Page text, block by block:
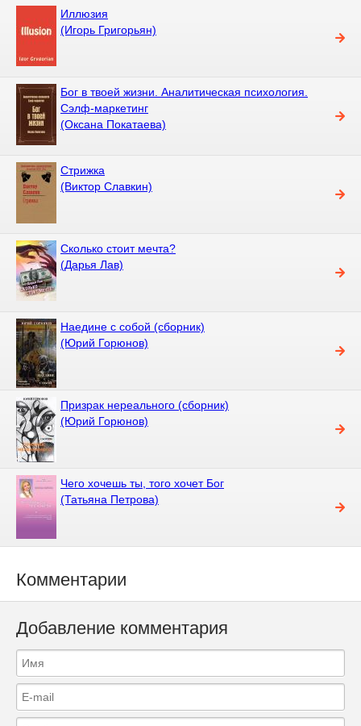
Иллюзия
(Игорь Григорьян)
Бог в твоей жизни. Аналитическая психология.
Сэлф-маркетинг
(Оксана Покатаева)
Стрижка
(Виктор Славкин)
Сколько стоит мечта?
(Дарья Лав)
Наедине с собой (сборник)
(Юрий Горюнов)
Призрак нереального (сборник)
(Юрий Горюнов)
Чего хочешь ты, того хочет Бог
(Татьяна Петрова)
Комментарии
Добавление комментария